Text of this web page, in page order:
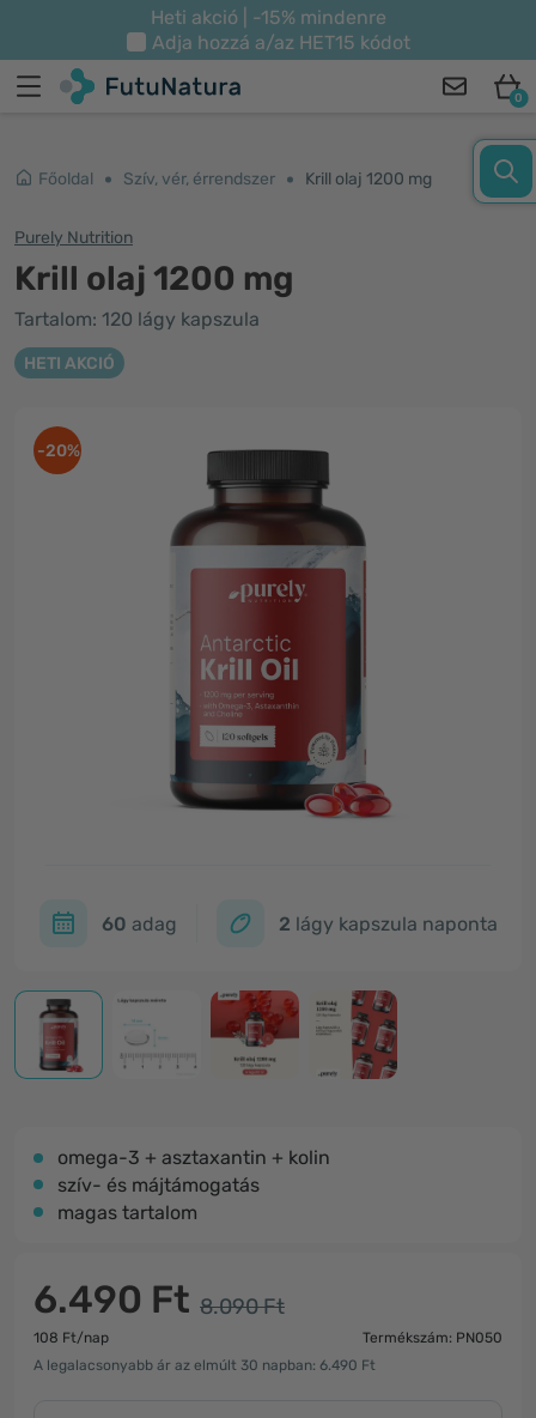
Heti akció | -15% mindenre
Adja hozzá a/az HET15 kódot
0
Főoldal Szív, vér, érrendszer Krill olaj 1200 mg
Purely Nutrition
Krill olaj 1200 mg
Tartalom: 120 lágy kapszula
HETI AKCIÓ
-20%
60 adag 2 lágy kapszula naponta
omega-3 + asztaxantin + kolin
szív- és májtámogatás
magas tartalom
6.490 Ft 8.090 Ft
108 Ft/nap
Termékszám: PN050
A legalacsonyabb ár az elmúlt 30 napban: 6.490 Ft